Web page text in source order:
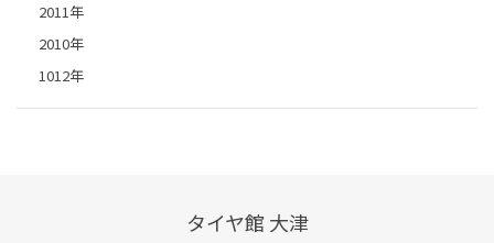
2011年
2010年
1012年
タイヤ館 大津